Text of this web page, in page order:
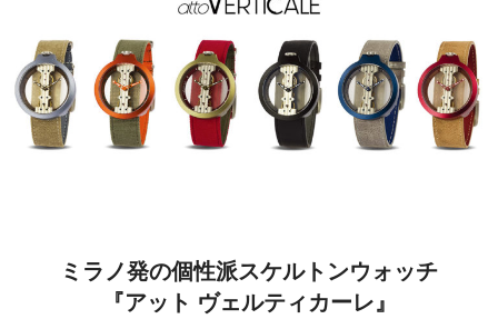
ミラノ発の個性派スケルトンウォッチ
『アット ヴェルティカーレ』